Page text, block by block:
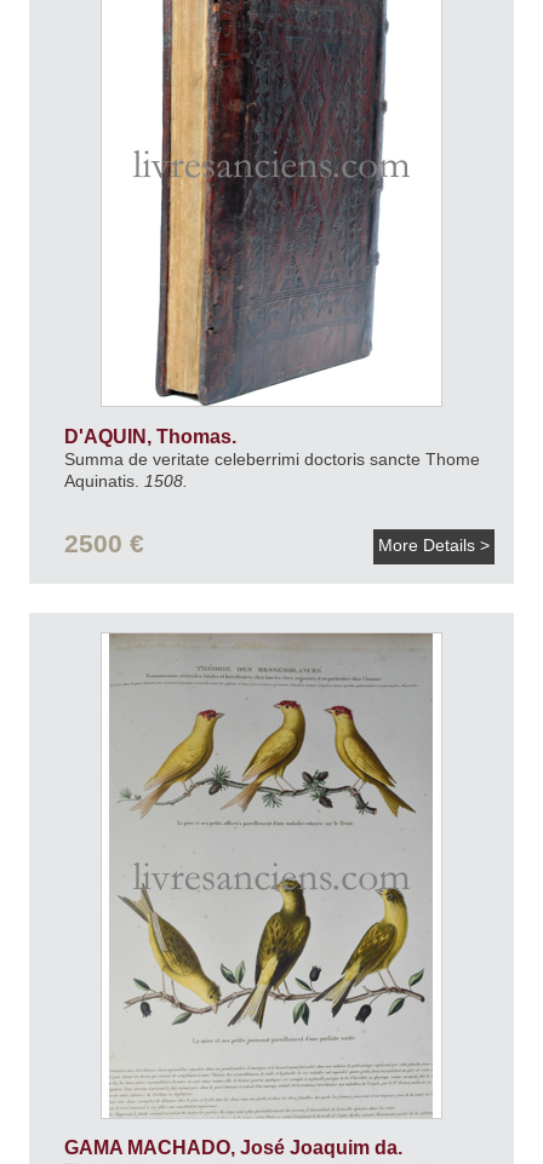
D'AQUIN, Thomas.
Summa de veritate celeberrimi doctoris sancte Thome
Aquinatis.
1508.
2500 € More Details >
GAMA MACHADO, José Joaquim da.